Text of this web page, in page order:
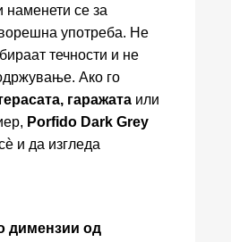
наменети се за
употреба. Не
течности и не
Ако го
гаражата или
Porfido Dark Grey
и да изгледа
димензии од